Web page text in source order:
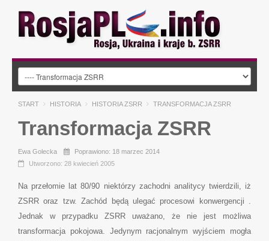
START HISTORIA HISTORIA ZSRR TRANSFORMACJA ZSRR
Transformacja ZSRR
Ewa Golecka
Poprawiono: 18 marzec 2014
Utworzono: 28 kwiecień 2005
Na przełomie lat 80/90 niektórzy zachodni analitycy twierdzili, iż
ZSRR oraz tzw. Zachód będą ulegać procesowi konwergencji .
Jednak w przypadku ZSRR uważano, że nie jest możliwa
transformacja pokojowa. Jedynym racjonalnym wyjściem mogła